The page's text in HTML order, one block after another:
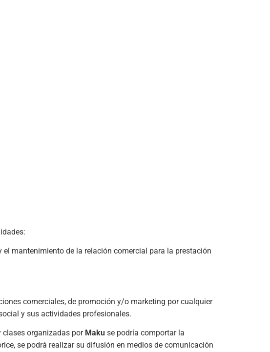
el mantenimiento de la relación comercial para la prestación
comerciales, de promoción y/o marketing por cualquier
y sus actividades profesionales.
organizadas por Maku se podría comportar la
se podrá realizar su difusión en medios de comunicación